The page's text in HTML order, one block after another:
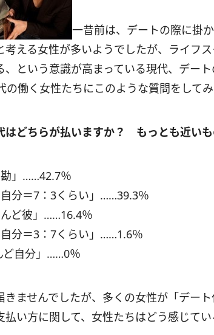
一昔前は、デートの際に掛
考える女性が多いようでしたが、ライフ
、という意識が高まっている現代、デー
の働く女性たちにこのような質問をしてみ
はどちらが払いますか？ もっとも近いも
」……42.7％
分＝7：3くらい」……39.3％
ど彼」……16.4％
分＝3：7くらい」……1.6％
ど自分」……0％
きませんでしたが、多くの女性が「デー
払い方に関して、女性たちはどう感じて